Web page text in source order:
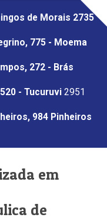
de Morais 2735
775 - Moema
272 - Brás
- Tucuruvi 2951
984 Pinheiros
em
de